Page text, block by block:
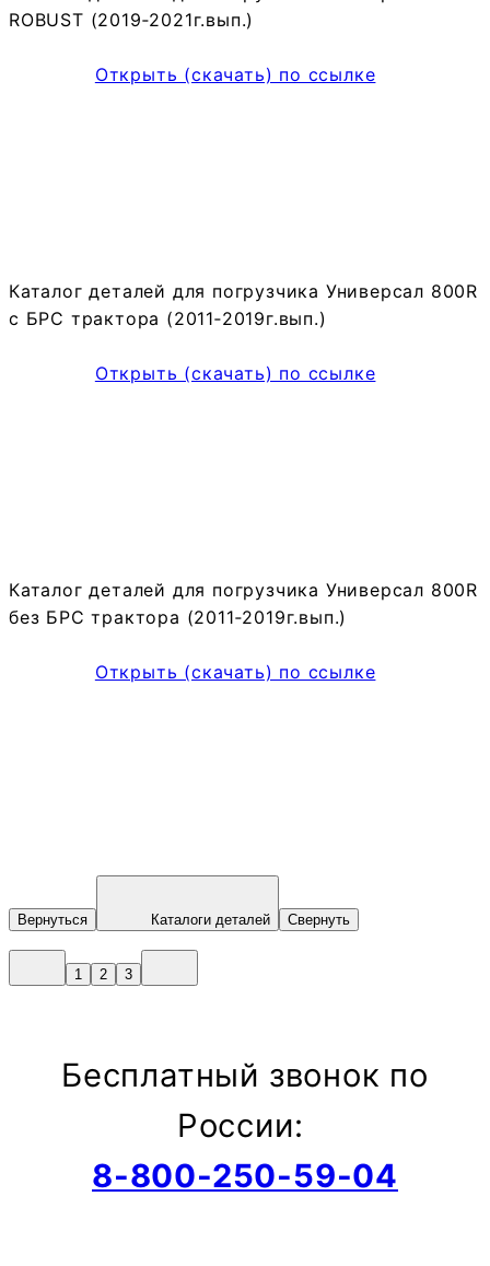
ROBUST (2019‑2021г.вып.)
Открыть (скачать) по ссылке
Каталог деталей для погрузчика Универсал 800R
с БРС трактора (2011‑2019г.вып.)
Открыть (скачать) по ссылке
Каталог деталей для погрузчика Универсал 800R
без БРС трактора (2011‑2019г.вып.)
Открыть (скачать) по ссылке
Вернуться Каталоги деталей Свернуть
1 2 3
Бесплатный звонок по
России:
8-800-250-59-04